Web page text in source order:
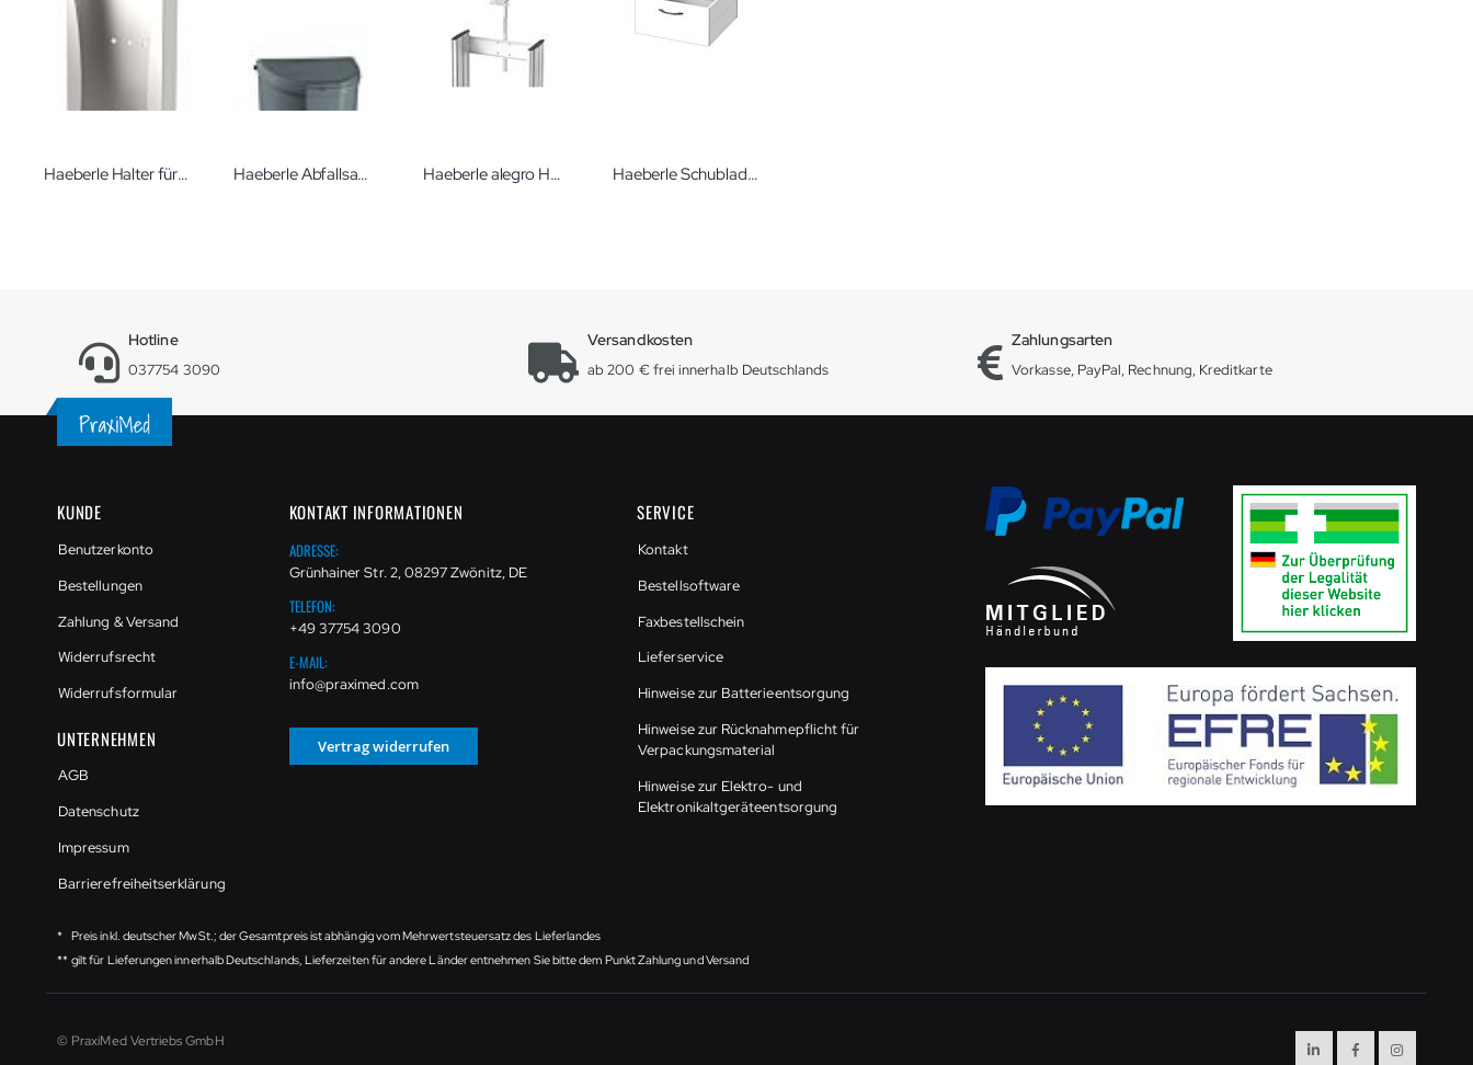
Haeberle Halter für Spenderboxen am Wagen swingo Zubehör für den Gerätewagen swingo Haeberle Abfallsammler tomo für Gerätewagen Zubehör für Vielzweckwagen Haeberle alegro Halter für Monitor auf Quertraverse an swingo Zubehör für den Gerätewagen swingo Haeberle Schubladen für die Gerätewagen swingo und swingo-clinic Zubehör für Vielzweckwagen
Hotline
037754 3090
Versandkosten
ab 200 € frei innerhalb Deutschlands
Zahlungsarten
Vorkasse, PayPal, Rechnung, Kreditkarte
KUNDE
Benutzerkonto
Bestellungen
Zahlung & Versand
Widerrufsrecht
Widerrufsformular
UNTERNEHMEN
AGB
Datenschutz
Impressum
Barrierefreiheitserklärung
KONTAKT INFORMATIONEN
ADRESSE:
Grünhainer Str. 2, 08297 Zwönitz, DE
TELEFON:
+49 37754 3090
E-MAIL:
info@praximed.com
Vertrag widerrufen
SERVICE
Kontakt
Bestellsoftware
Faxbestellschein
Lieferservice
Hinweise zur Batterieentsorgung
Hinweise zur Rücknahmepflicht für
Verpackungsmaterial
Hinweise zur Elektro- und
Elektronikaltgeräteentsorgung
* Preis inkl. deutscher MwSt.; der Gesamtpreis ist abhängig vom Mehrwertsteuersatz des Lieferlandes
** gilt für Lieferungen innerhalb Deutschlands, Lieferzeiten für andere Länder entnehmen Sie bitte dem Punkt Zahlung und Versand
© PraxiMed Vertriebs GmbH